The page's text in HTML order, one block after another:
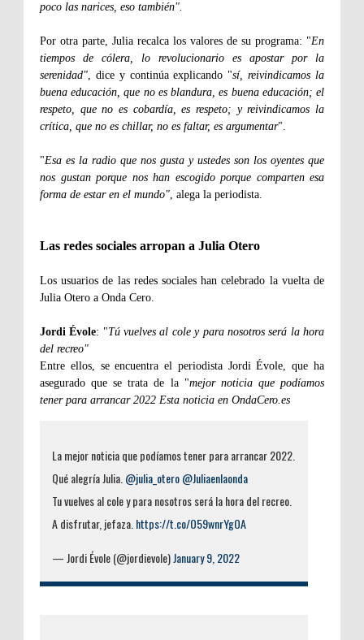
poco las narices, eso también".
Por otra parte, Julia recalca los valores de su programa: "En
tiempos de cólera, lo revolucionario es apostar por la
serenidad", dice y continúa explicando "sí, reivindicamos la
buena educación, que no es blandura, es buena educación; el
respeto, que no es cobardía, es respeto; y reivindicamos la
crítica, que no es chillar, no es faltar, es argumentar".
"Esa es la radio que nos gusta y ustedes son los oyentes que
nos gustan porque nos han escogido porque comparten esa
forma de estar en el mundo", alega la periodista.
Las redes sociales arropan a Julia Otero
Los usuarios de las redes sociales han celebrado la vuelta de
Julia Otero a Onda Cero.
Jordi Évole: "Tú vuelves al cole y para nosotros será la hora
del recreo"
Entre ellos, se encuentra el periodista Jordi Évole, que ha
asegurado que se trata de la "mejor noticia que podíamos
tener para arrancar 2022
La mejor noticia que podíamos tener para arrancar 2022.
Qué alegría Julia.@julia_otero@Juliaenlaonda
Tu vuelves al cole y para nosotros será la hora del recreo.
A disfrutar, jefaza.https://t.co/O59wnrYgOA
— Jordi Évole (@jordievole)January 9, 2022
Esta noticia en OndaCero.es